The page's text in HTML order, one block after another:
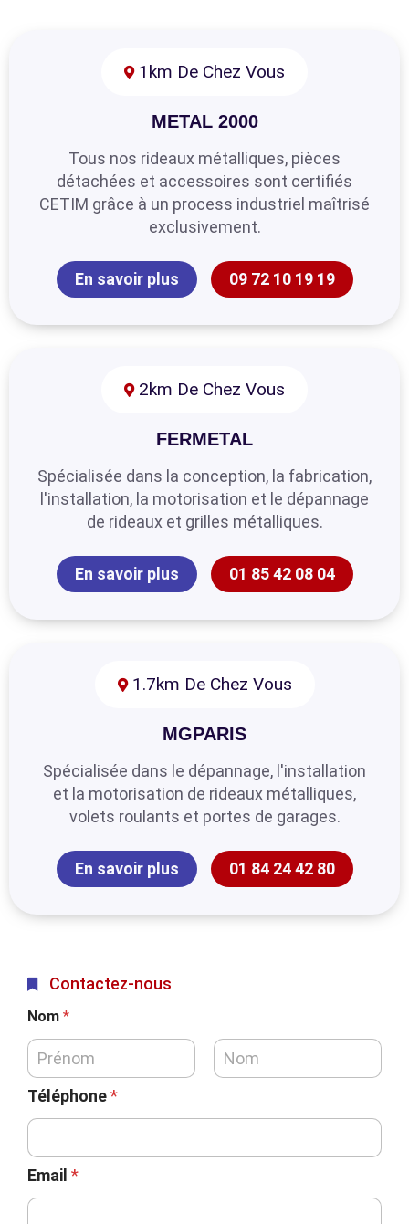
1km De Chez Vous
METAL 2000
Tous nos rideaux métalliques, pièces
détachées et accessoires sont certifiés
CETIM grâce à un process industriel maîtrisé
exclusivement.
En savoir plus 09 72 10 19 19
2km De Chez Vous
FERMETAL
Spécialisée dans la conception, la fabrication,
l'installation, la motorisation et le dépannage
de rideaux et grilles métalliques.
En savoir plus 01 85 42 08 04
1.7km De Chez Vous
MGPARIS
Spécialisée dans le dépannage, l'installation
et la motorisation de rideaux métalliques,
volets roulants et portes de garages.
En savoir plus 01 84 24 42 80
Contactez-nous
Nom *
Téléphone*
Email *